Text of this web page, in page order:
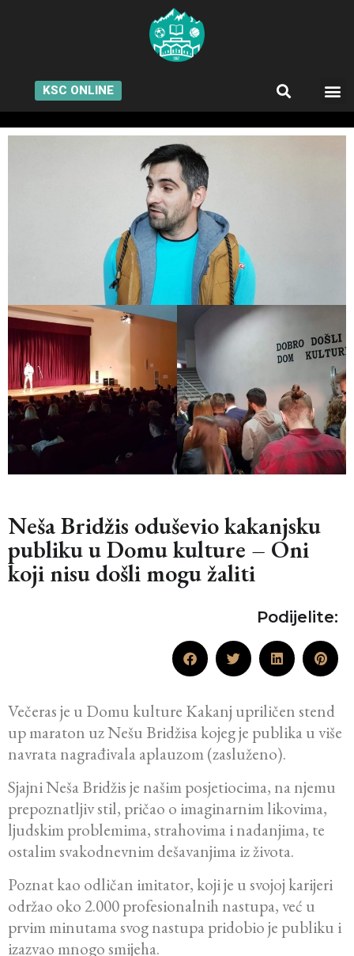
KSC ONLINE
Neša Bridžis oduševio kakanjsku
publiku u Domu kulture – Oni
koji nisu došli mogu žaliti
Podijelite:
Večeras je u Domu kulture Kakanj upriličen stend
up maraton uz Nešu Bridžisa kojeg je publika u više
navrata nagrađivala aplauzom (zasluženo).
Sjajni Neša Bridžis je našim posjetiocima, na njemu
prepoznatljiv stil, pričao o imaginarnim likovima,
ljudskim problemima, strahovima i nadanjima, te
ostalim svakodnevnim dešavanjima iz života.
Poznat kao odličan imitator, koji je u svojoj karijeri
održao oko 2.000 profesionalnih nastupa, već u
prvim minutama svog nastupa pridobio je publiku i
izazvao mnogo smijeha.